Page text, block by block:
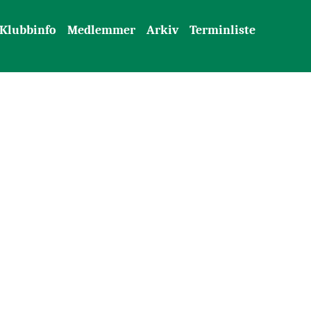
Klubbinfo Medlemmer Arkiv Terminliste